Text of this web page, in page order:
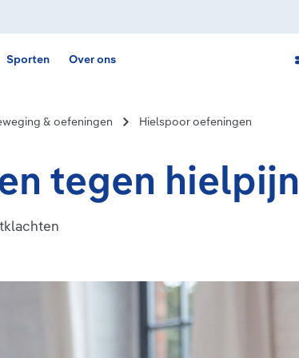
Sporten Over ons
& oefeningen Hielspoor oefeningen
tegen hielpijn